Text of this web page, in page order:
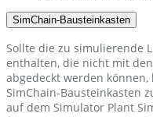
SimChain-Bausteinkasten
Sollte die zu simulierende
enthalten, die nicht mit
abgedeckt werden
SimChain-Bausteinkasten
auf dem Simulator Plant